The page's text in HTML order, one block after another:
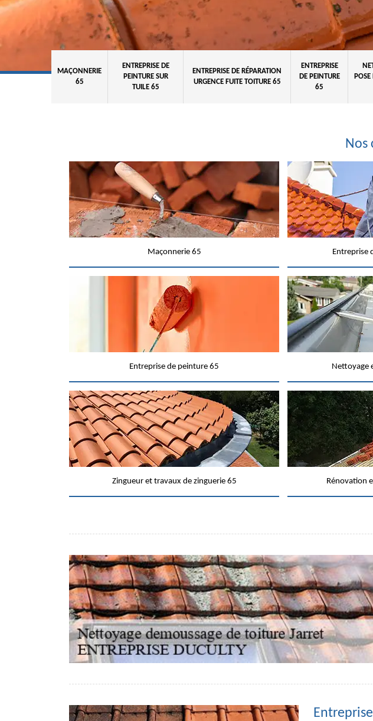
MAÇONNERIE
65
ENTREPRISE DE
PEINTURE SUR
TUILE 65
ENTREPRISE DE RÉPARATION
URGENCE FUITE TOITURE 65
ENTREPRISE
DE PEINTURE
65
POSE
Nos
Maçonnerie 65 Entreprise
Entreprise de peinture 65 Nettoyage
Zingueur et travaux de zinguerie 65 Rénovation